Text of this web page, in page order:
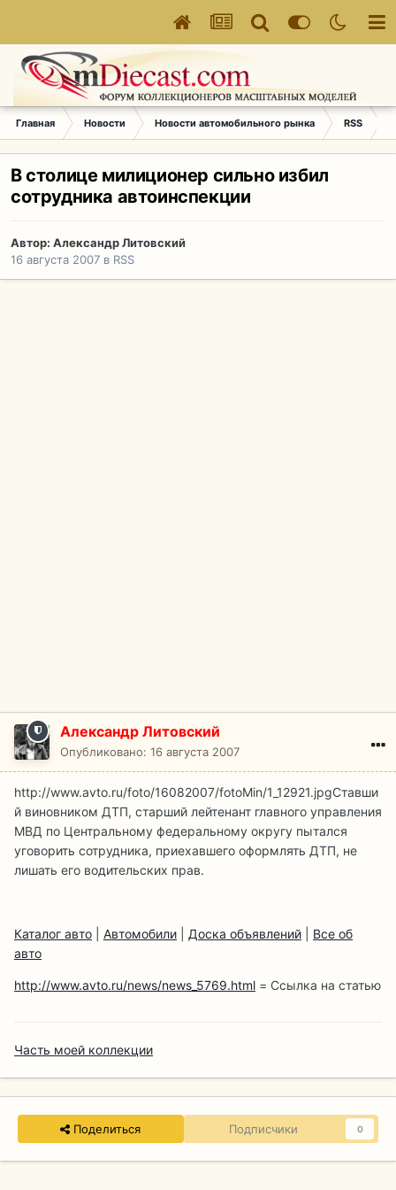
Главная Новости Новости автомобильного рынка RSS
В столице милиционер сильно избил
сотрудника автоинспекции
Автор: Александр Литовский
16 августа 2007 в RSS
Александр Литовский
Опубликовано: 16 августа 2007
http://www.avto.ru/foto/16082007/fotoMin/1_12921.jpgСтавши
й виновником ДТП, старший лейтенант главного управления
МВД по Центральному федеральному округу пытался
уговорить сотрудника, приехавшего оформлять ДТП, не
лишать его водительских прав.
Каталог авто Автомобили Доска объявлений
Все об
авто
http://www.avto.ru/news/news_5769.html = Ссылка на статью
Часть моей коллекции
Поделиться Подписчики 0